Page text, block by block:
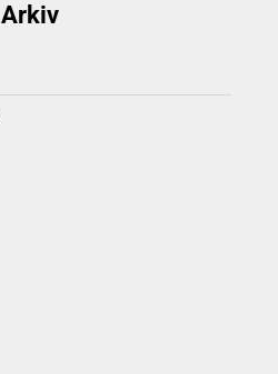
Arkiv